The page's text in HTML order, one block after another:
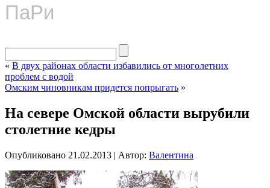
ПаРи
« В двух районах области избавились от многолетних
проблем с водой
Омским чиновникам придется попрыгать »
На севере Омской области вырубили
столетние кедры
Опубликовано 21.02.2013 | Автор: Валентина